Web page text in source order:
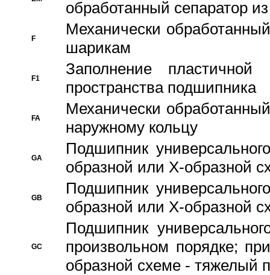
обработанный сепаратор
F
Механически
шарикам
F1
Заполнение
пространства подшипника
FA
Механически
наружному кольцу
GA
Подшипник
образной или Х-образной
GB
Подшипник
образной или Х-образной
GC
Подшипник
произвольном порядке;
образной схеме - тяжелый